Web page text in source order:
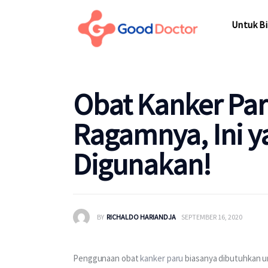
Untuk
Obat Kanker
Ragamnya, Ini
Digunakan!
BY RICHALDO HARIANDJA SEPTEMBER 16, 2020
Penggunaan obat kanker paru biasanya dibutuhkan